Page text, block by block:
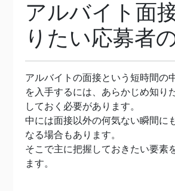
アルバイト面
りたい応募者
アルバイトの面接という短時間の
を入手するには、あらかじめ知り
しておく必要があります。
中には面接以外の何気ない瞬間に
なる場合もあります。
そこで主に把握しておきたい要素
ます。